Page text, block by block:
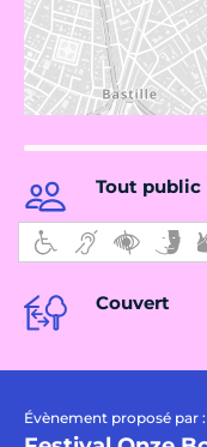
Tout public
Couvert
Évènement proposé par :